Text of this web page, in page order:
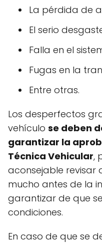
La pérdida de
El serio
Falla en el
Fugas en la
Entre otras.
Los desperfectos
vehículo se deben
garantizar la
Técnica Vehicular,
aconsejable revisar
mucho antes de la
garantizar de que
condiciones.
En caso de que se